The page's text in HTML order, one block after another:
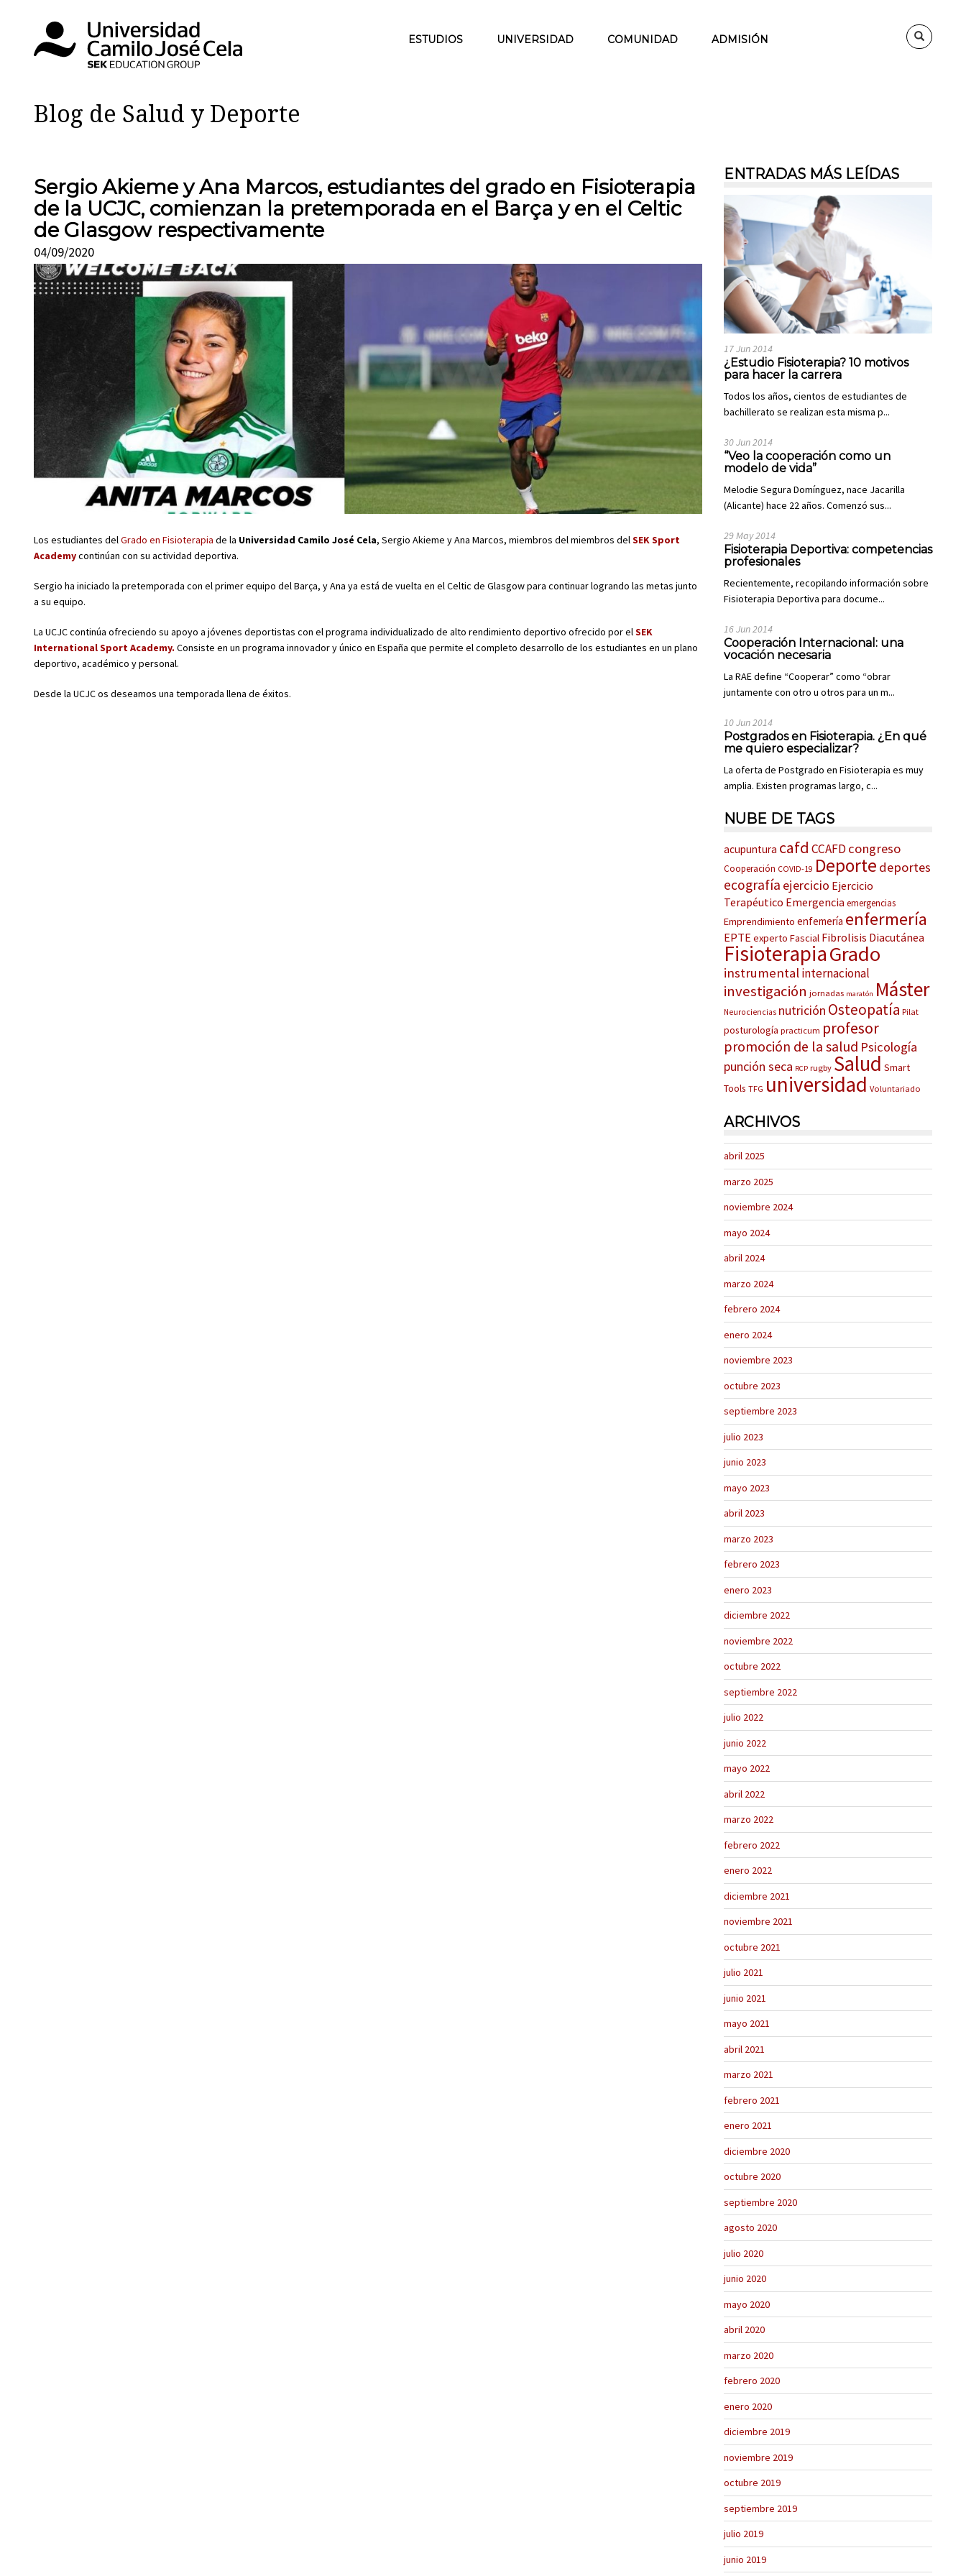
ESTUDIOS UNIVERSIDAD COMUNIDAD ADMISIÓN
Blog de Salud y Deporte
Sergio Akieme y Ana Marcos, estudiantes del grado en Fisioterapia
de la UCJC, comienzan la pretemporada en el Barça y en el Celtic
de Glasgow respectivamente
04/09/2020
Los estudiantes delGrado en Fisioterapia de la Universidad Camilo José Cela, Sergio Akieme y Ana Marcos, miembros del miembros delSEK Sport
Academycontinúan con su actividad deportiva.
Sergio ha iniciado la pretemporada con el primer equipo del Barça, y Ana ya está de vuelta en el Celtic de Glasgow para continuar logrando las metas junto
a su equipo.
La UCJC continúa ofreciendo su apoyo a jóvenes deportistas con el programa individualizado de alto rendimiento deportivo ofrecido por elSEK
International Sport Academy. Consiste en un programa innovador y único en España que permite el completo desarrollo de los estudiantes en un plano
deportivo, académico y personal.
Desde la UCJC os deseamos una temporada llena de éxitos.
ENTRADAS MÁS LEÍDAS
17 Jun 2014
¿Estudio Fisioterapia? 10 motivos
para hacer la carrera
Todos los años, cientos de estudiantes de
bachillerato se realizan esta misma p...
30 Jun 2014
“Veo la cooperación como un
modelo de vida”
Melodie Segura Domínguez, nace Jacarilla
(Alicante) hace 22 años. Comenzó sus...
29 May 2014
Fisioterapia Deportiva: competencias
profesionales
Recientemente, recopilando información sobre
Fisioterapia Deportiva para docume...
16 Jun 2014
Cooperación Internacional: una
vocación necesaria
La RAE define “Cooperar” como “obrar
juntamente con otro u otros para un m...
10 Jun 2014
Postgrados en Fisioterapia. ¿En qué
me quiero especializar?
La oferta de Postgrado en Fisioterapia es muy
amplia. Existen programas largo, c...
NUBE DE TAGS
acupuntura cafd CCAFDcongreso
Cooperación COVID-19 Deporte deportes
ecografía ejercicio Ejercicio
Terapéutico Emergenciaemergencias
Emprendimiento enfemería enfermería
EPTE experto Fascial Fibrolisis Diacutánea
FisioterapiaGrado
instrumentalinternacional
investigación jornadas maratón Máster
Neurociencias nutrición Osteopatía Pilat
posturología practicum profesor
promoción de la salud Psicología
punción seca RCP rugby Salud Smart
Tools TFG universidad Voluntariado
ARCHIVOS
abril 2025
marzo 2025
noviembre 2024
mayo 2024
abril 2024
marzo 2024
febrero 2024
enero 2024
noviembre 2023
octubre 2023
septiembre 2023
julio 2023
junio 2023
mayo 2023
abril 2023
marzo 2023
febrero 2023
enero 2023
diciembre 2022
noviembre 2022
octubre 2022
septiembre 2022
julio 2022
junio 2022
mayo 2022
abril 2022
marzo 2022
febrero 2022
enero 2022
diciembre 2021
noviembre 2021
octubre 2021
julio 2021
junio 2021
mayo 2021
abril 2021
marzo 2021
febrero 2021
enero 2021
diciembre 2020
octubre 2020
septiembre 2020
agosto 2020
julio 2020
junio 2020
mayo 2020
abril 2020
marzo 2020
febrero 2020
enero 2020
diciembre 2019
noviembre 2019
octubre 2019
septiembre 2019
julio 2019
junio 2019